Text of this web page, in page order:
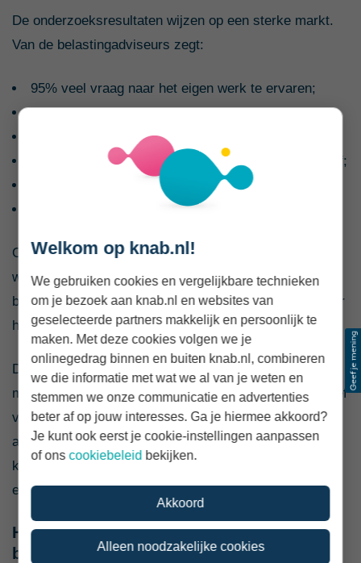
De onderzoeksresultaten wijzen op een sterke markt.
Van de belastingadviseurs zegt:
95% veel vraag naar het eigen werk te ervaren;
91% dat het vakgebied goed betaald is;
96% financieel goed rond te kunnen komen;
94% positief te zijn over de toekomst van het bedrijf;
40% weinig concurrentie te ervaren;
63% goed te zijn in onderhandelen.
Opvallend is dat slechts 32% zich zorgen maakt over
wet- en regelgeving. Daarmee behoren
belastingadviseurs tot de beroepsgroepen die zich daar
het minst vaak zorgen over maken.
De combinatie van veel vraag en gemiddeld negen
maanden zicht op werk geeft belastingadviseurs relatief
veel zekerheid. Dat betekent niet dat ieder tarief
automatisch wordt geaccepteerd. Opdrachtgevers
kijken ook naar specialisatie, ervaring, bereikbaarheid
en de risico’s die je kunt helpen voorkomen.
Hoe bepaal je je eigen tarief als
belastingadviseur?
Welkom op knab.nl!
We gebruiken cookies en vergelijkbare technieken
om je bezoek aan knab.nl en websites van
geselecteerde partners makkelijk en persoonlijk te
maken. Met deze cookies volgen we je
onlinegedrag binnen en buiten knab.nl, combineren
we die informatie met wat we al van je weten en
stemmen we onze communicatie en advertenties
beter af op jouw interesses. Ga je hiermee akkoord?
Je kunt ook eerst je cookie-instellingen aanpassen
of onscookiebeleid bekijken.
Akkoord
Alleen noodzakelijke cookies